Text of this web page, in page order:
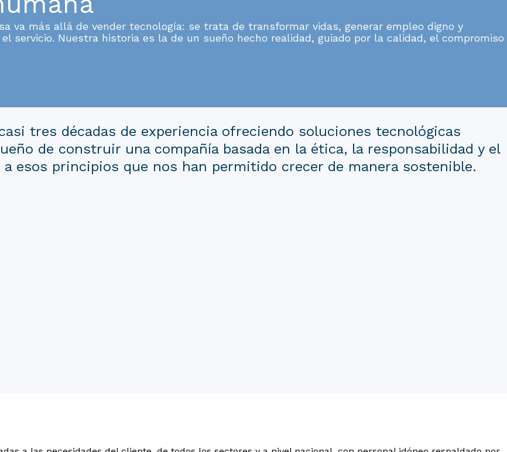
va más allá de vender tecnología: se trata de transformar vidas, generar empleo digno y
servicio. Nuestra historia es la de un sueño hecho realidad, guiado por la calidad, el compromiso
tres décadas de experiencia ofreciendo soluciones tecnológicas
de construir una compañía basada en la ética, la responsabilidad y el
esos principios que nos han permitido crecer de manera sostenible.